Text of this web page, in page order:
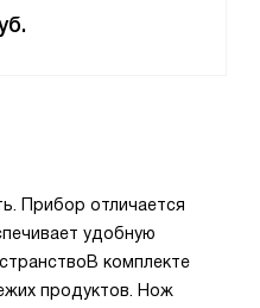
Прибор отличается
удобную
комплекте
продуктов. Нож